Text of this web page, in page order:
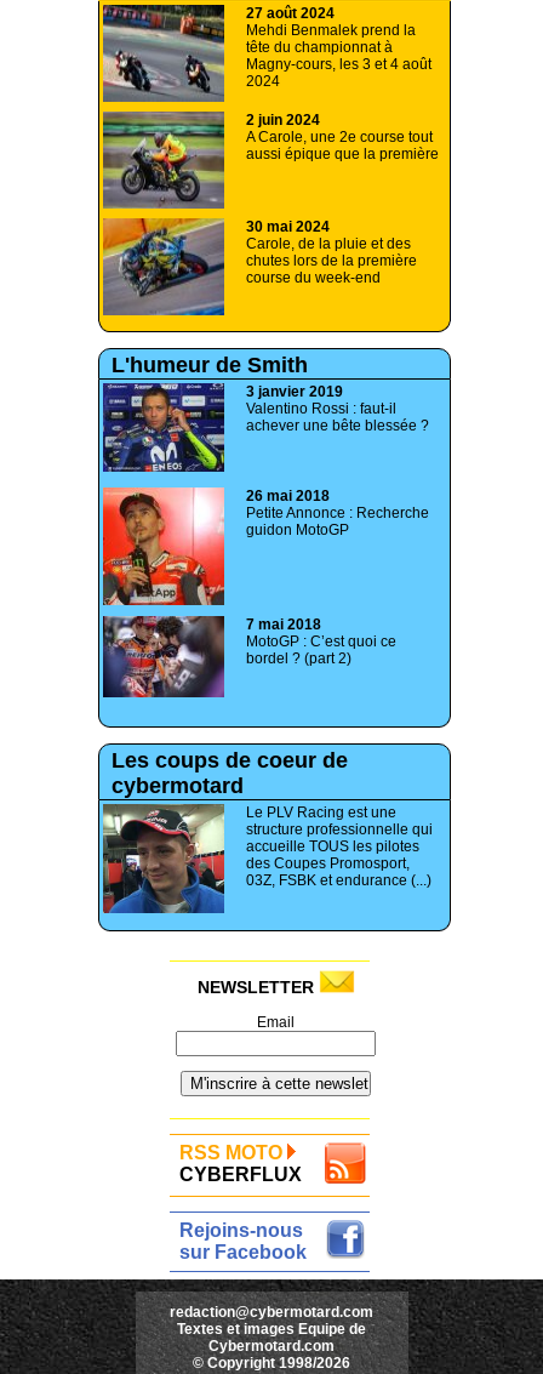
27 août 2024
Mehdi Benmalek prend la
tête du championnat à
Magny-cours, les 3 et 4 août
2024
2 juin 2024
A Carole, une 2e course tout
aussi épique que la première
30 mai 2024
Carole, de la pluie et des
chutes lors de la première
course du week-end
L'humeur de Smith
3 janvier 2019
Valentino Rossi : faut-il
achever une bête blessée ?
26 mai 2018
Petite Annonce : Recherche
guidon MotoGP
7 mai 2018
MotoGP : C’est quoi ce
bordel ? (part 2)
Les coups de coeur de
cybermotard
Le PLV Racing est une
structure professionnelle qui
accueille TOUS les pilotes
des Coupes Promosport,
03Z, FSBK et endurance (...)
NEWSLETTER
Email
RSS MOTO
CYBERFLUX
Rejoins-nous
sur Facebook
redaction@cybermotard.com
Textes et images Equipe de
Cybermotard.com
© Copyright 1998/2026